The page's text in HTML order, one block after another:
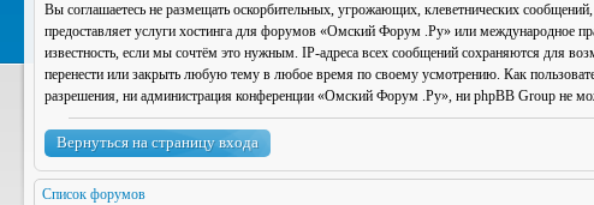
Вы соглашаетесь не размещать оскорбительных, угрожающих, клеветнических
предоставляет услуги хостинга для форумов «Омский Форум .Ру» или международное
известность, если мы сочтём это нужным. IP-адреса всех сообщений сохраняются для
перенести или закрыть любую тему в любое время по своему усмотрению. Как
разрешения, ни администрация конференции «Омский Форум .Ру», ни phpBB Group не
Вернуться на страницу входа
Список форумов